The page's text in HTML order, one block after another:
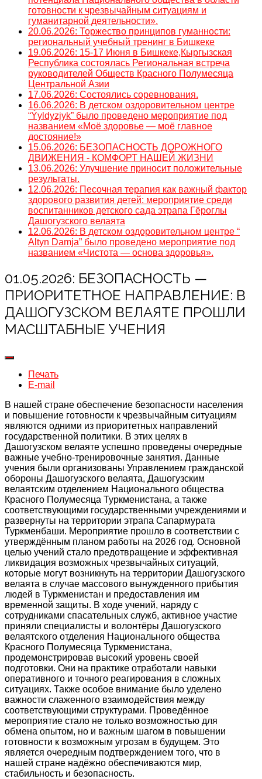
готовности к чрезвычайным ситуациям и
гуманитарной деятельности».
20.06.2026: Торжество принципов гуманности:
региональный учебный тренинг в Бишкеке
19.06.2026: 15-17 Июня в Бишкеке,Кыргызская
Республика состоялась Региональная встреча
руководителей Обществ Красного Полумесяца
Центральной Азии
17.06.2026: Состоялись соревнования.
16.06.2026: В детском оздоровительном центре
“Ýyldyzjyk” было проведено мероприятие под
названием «Моё здоровье — моё главное
достояние!»
15.06.2026: БЕЗОПАСНОСТЬ ДОРОЖНОГО
ДВИЖЕНИЯ - КОМФОРТ НАШЕЙ ЖИЗНИ
13.06.2026: Улучшение приносит положительные
результаты.
12.06.2026: Песочная терапия как важный фактор
здорового развития детей: мероприятие среди
воспитанников детского сада этрапа Гёроглы
Дашогузского велаята
12.06.2026: В детском оздоровительном центре “
Altyn Damja” было проведено мероприятие под
названием «Чистота — основа здоровья».
01.05.2026: БЕЗОПАСНОСТЬ —
ПРИОРИТЕТНОЕ НАПРАВЛЕНИЕ: В
ДАШОГУЗСКОМ ВЕЛАЯТЕ ПРОШЛИ
МАСШТАБНЫЕ УЧЕНИЯ
Печать
E-mail
В нашей стране обеспечение безопасности населения
и повышение готовности к чрезвычайным ситуациям
являются одними из приоритетных направлений
государственной политики. В этих целях в
Дашогузском велаяте успешно проведены очередные
важные учебно-тренировочные занятия. Данные
учения были организованы Управлением гражданской
обороны Дашогузского велаята, Дашогузским
велаятским отделением Национального общества
Красного Полумесяца Туркменистана, а также
соответствующими государственными учреждениями и
развернуты на территории этрапа Сапармурата
Туркменбаши. Мероприятие прошло в соответствии с
утверждённым планом работы на 2026 год. Основной
целью учений стало предотвращение и эффективная
ликвидация возможных чрезвычайных ситуаций,
которые могут возникнуть на территории Дашогузского
велаята в случае массового вынужденного прибытия
людей в Туркменистан и предоставления им
временной защиты. В ходе учений, наряду с
сотрудниками спасательных служб, активное участие
приняли специалисты и волонтёры Дашогузского
велаятского отделения Национального общества
Красного Полумесяца Туркменистана,
продемонстрировав высокий уровень своей
подготовки. Они на практике отработали навыки
оперативного и точного реагирования в сложных
ситуациях. Также особое внимание было уделено
важности слаженного взаимодействия между
соответствующими структурами. Проведённое
мероприятие стало не только возможностью для
обмена опытом, но и важным шагом в повышении
готовности к возможным угрозам в будущем. Это
является очередным подтверждением того, что в
нашей стране надёжно обеспечиваются мир,
стабильность и безопасность.